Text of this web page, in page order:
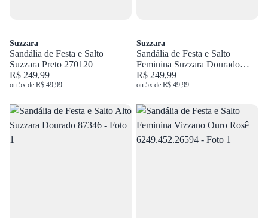
Suzzara
Sandália de Festa e Salto
Suzzara Preto 270120
R$ 249,99
ou 5x de R$ 49,99
Suzzara
Sandália de Festa e Salto
Feminina Suzzara Dourado
306097
R$ 249,99
ou 5x de R$ 49,99